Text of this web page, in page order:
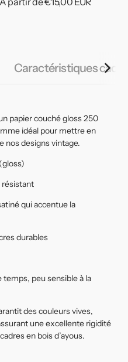
Caractéristiques cadre
papier couché gloss 250
idéal pour mettre en
nos designs vintage.
résistant
qui accentue la
durables
temps, peu sensible à la
des couleurs vives,
une excellente rigidité
en bois d’ayous.